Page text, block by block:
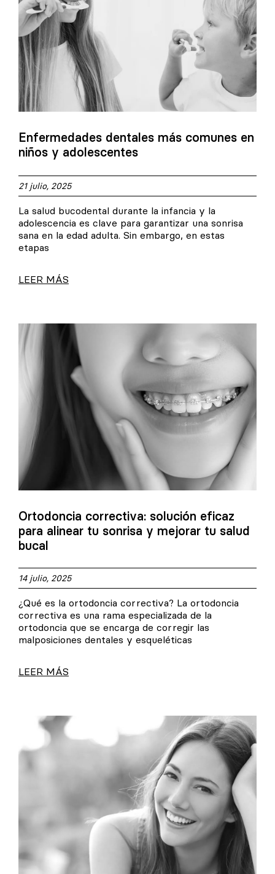
Enfermedades dentales más comunes en
niños y adolescentes
21 julio, 2025
La salud bucodental durante la infancia y la
adolescencia es clave para garantizar una sonrisa
sana en la edad adulta. Sin embargo, en estas
etapas
LEER MÁS
Ortodoncia correctiva: solución eficaz
para alinear tu sonrisa y mejorar tu salud
bucal
14 julio, 2025
¿Qué es la ortodoncia correctiva? La ortodoncia
correctiva es una rama especializada de la
ortodoncia que se encarga de corregir las
malposiciones dentales y esqueléticas
LEER MÁS